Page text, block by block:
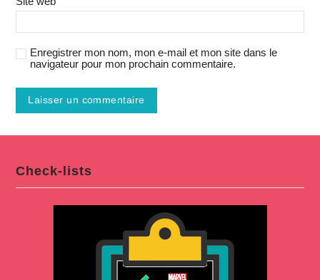
Enregistrer mon nom, mon e-mail et mon site dans le
navigateur pour mon prochain commentaire.
Check-lists